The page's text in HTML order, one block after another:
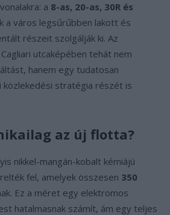
a 8-as, 20-as, 30R és
a város legsűrűbben lakott és
részeit szolgálják ki. Az
utcaképében tehát nem
hanem egy tudatosan
stratégia részét is
az új flotta?
nikkel-mangán-kobalt kémiájú
fel, amelyek összesen 350
Ez a méret egy elektromos
hatalmasnak számít, ám egy teljes